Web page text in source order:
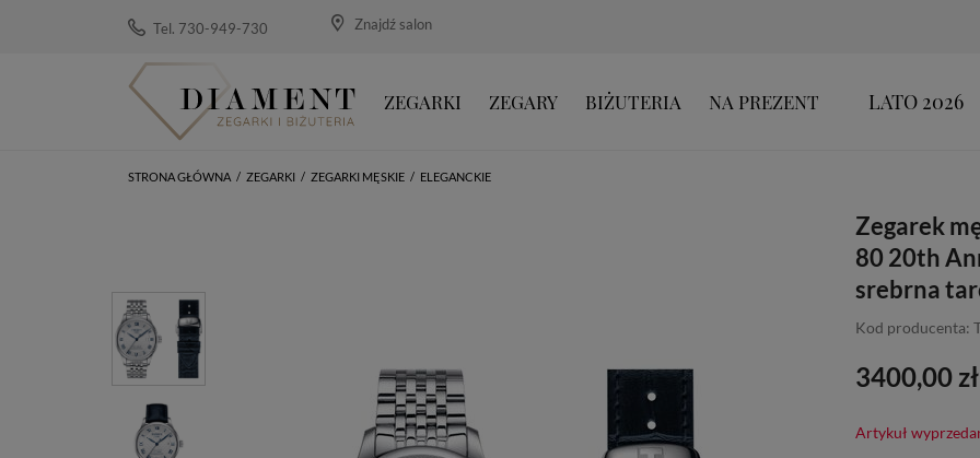
Tel. 730-949-730 Znajdź salon
ZEGARKI ZEGARY BIŻUTERIA NA PREZENT LATO 2026
STRONA GŁÓWNA / ZEGARKI / ZEGARKI MĘSKIE / ELEGANCKIE
Zegarek
80 20th
srebrna
Kod producenta:
3400,00 zł
Artykuł